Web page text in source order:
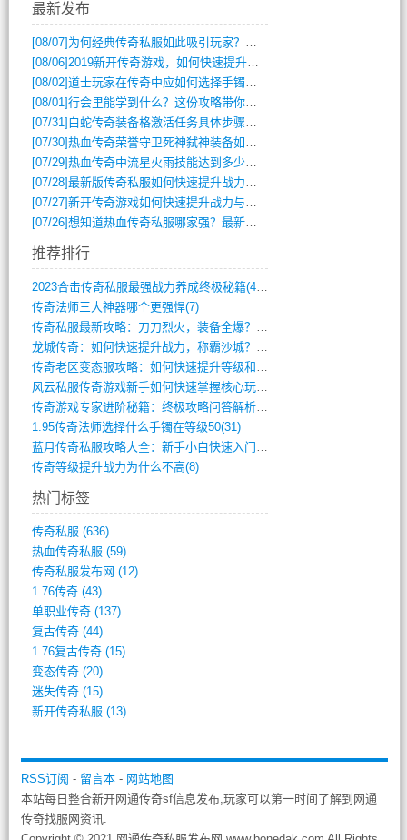
最新发布
[08/07] 为何经典传奇私服如此吸引玩家？深度攻略解析
[08/06]2019新开传奇游戏，如何快速提升角色等级？
[08/02]道士玩家在传奇中应如何选择手镯装备？
[08/01]行会里能学到什么？这份攻略带你全掌握
[07/31] 白蛇传奇装备格激活任务具体步骤是什么？如何完成？
[07/30]热血传奇荣誉守卫死神弑神装备如何获取与佩戴攻略？
[07/29]热血传奇中流星火雨技能达到多少级可以开始练装备？
[07/28]最新版传奇私服如何快速提升战力与获取稀有装备？
[07/27]新开传奇游戏如何快速提升战力与获取稀有装备？
[07/26]想知道热血传奇私服哪家强？最新排行榜攻略全解析
推荐排行
2023合击传奇私服最强战力养成终极秘籍(428)
传奇法师三大神器哪个更强悍(7)
传奇私服最新攻略：刀刀烈火，装备全爆？攻(813)
龙城传奇：如何快速提升战力，称霸沙城？(802)
传奇老区变态服攻略：如何快速提升等级和战(379)
风云私服传奇游戏新手如何快速掌握核心玩法(616)
传奇游戏专家进阶秘籍：终极攻略问答解析(848)
1.95传奇法师选择什么手镯在等级50(31)
蓝月传奇私服攻略大全：新手小白快速入门指(386)
传奇等级提升战力为什么不高(8)
热门标签
传奇私服 (636)
热血传奇私服 (59)
传奇私服发布网 (12)
1.76传奇(43)
单职业传奇(137)
复古传奇(44)
1.76复古传奇(15)
变态传奇(20)
迷失传奇(15)
新开传奇私服 (13)
RSS订阅 - 留言本- 网站地图
本站每日整合新开网通传奇sf信息发布,玩家可以第一时间了解到网通
传奇找服网资讯.